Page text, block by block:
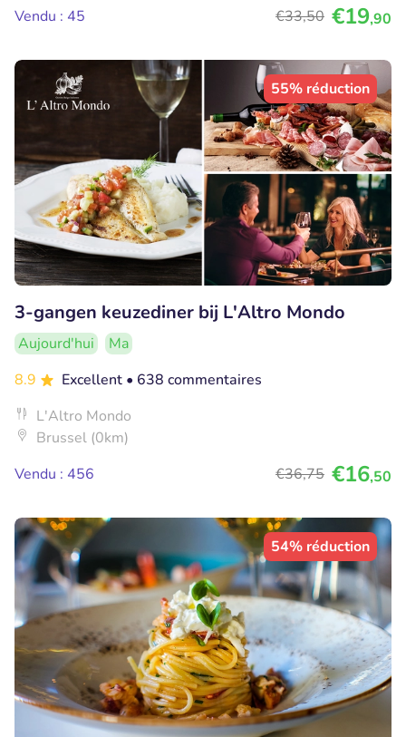
Vendu : 45
€33,50 €19,90
55% réduction
3-gangen keuzediner bij L'Altro Mondo
Aujourd'hui
Ma
8.9
Excellent • 638 commentaires
L'Altro Mondo
Brussel (0km)
Vendu : 456
€36,75 €16,50
54% réduction